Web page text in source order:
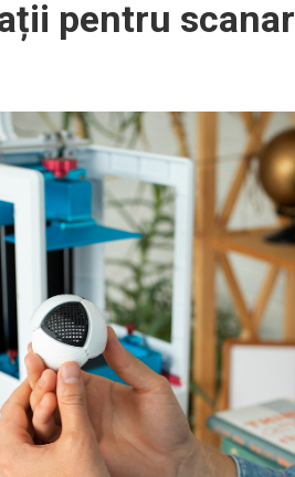
pentru